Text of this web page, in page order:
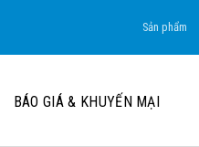
Sản phẩm
BÁO GIÁ & KHUYẾN MẠI